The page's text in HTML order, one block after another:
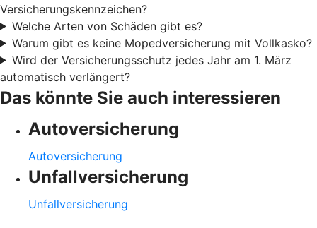
Versicherungskennzeichen?
Welche Arten von Schäden gibt es?
Warum gibt es keine Mopedversicherung mit Vollkasko?
Wird der Versicherungsschutz jedes Jahr am 1. März
automatisch verlängert?
Das könnte Sie auch interessieren
Autoversicherung
Autoversicherung
Unfallversicherung
Unfallversicherung